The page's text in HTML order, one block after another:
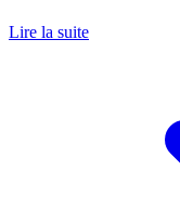
Lire la suite